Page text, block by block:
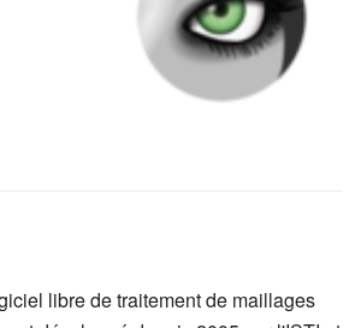
libre de traitement de maillages